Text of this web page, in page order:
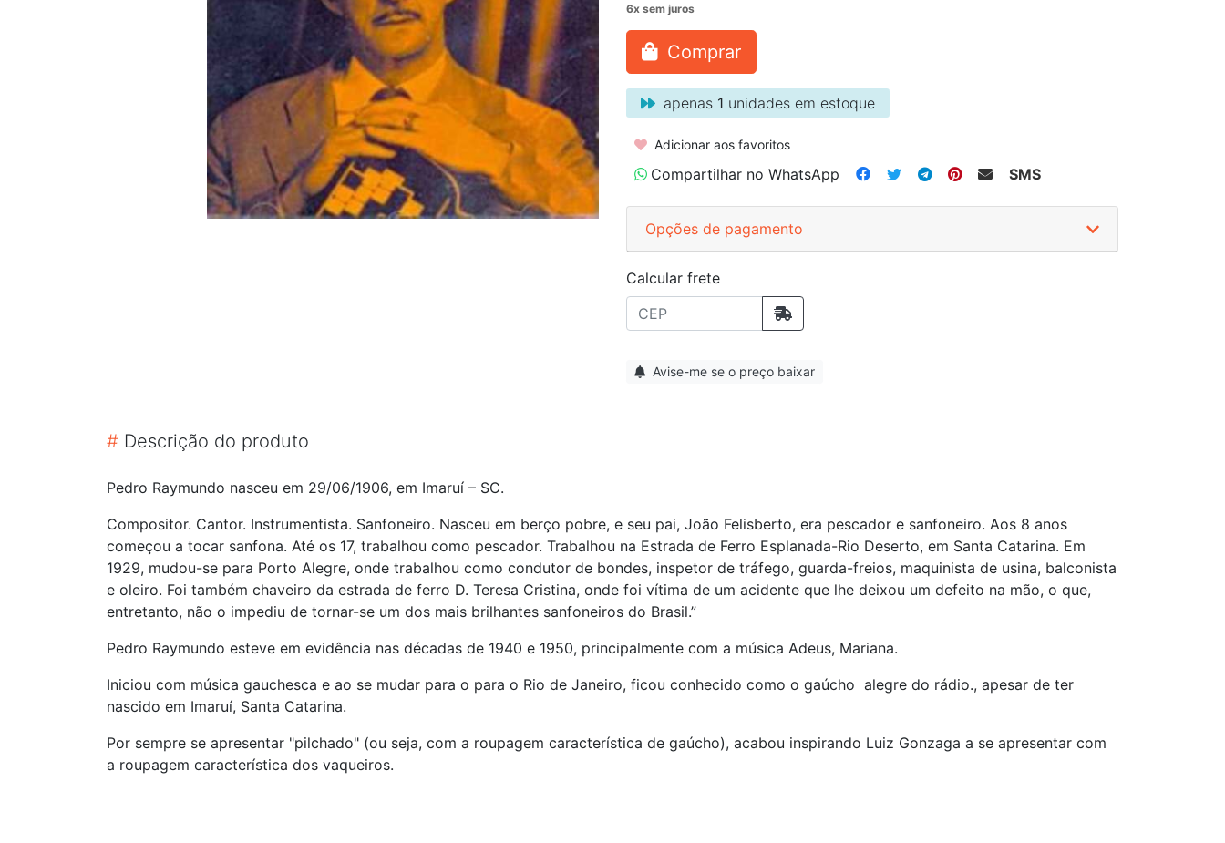
Comprar
apenas 1 unidades em estoque
Adicionar aos favoritos
Compartilhar no WhatsApp SMS
Opções de pagamento
Calcular frete
Avise-me se o preço baixar
# Descrição do produto
Pedro Raymundo nasceu em 29/06/1906, em Imaruí – SC.
Compositor. Cantor. Instrumentista. Sanfoneiro. Nasceu em berço pobre, e seu pai, João Felisberto, era pescador e sanfoneiro. Aos 8 anos
começou a tocar sanfona. Até os 17, trabalhou como pescador. Trabalhou na Estrada de Ferro Esplanada-Rio Deserto, em Santa Catarina. Em
1929, mudou-se para Porto Alegre, onde trabalhou como condutor de bondes, inspetor de tráfego, guarda-freios, maquinista de usina, balconista
e oleiro. Foi também chaveiro da estrada de ferro D. Teresa Cristina, onde foi vítima de um acidente que lhe deixou um defeito na mão, o que,
entretanto, não o impediu de tornar-se um dos mais brilhantes sanfoneiros do Brasil.”
Pedro Raymundo esteve em evidência nas décadas de 1940 e 1950, principalmente com a música Adeus, Mariana.
Iniciou com música gauchesca e ao se mudar para o para o Rio de Janeiro, ficou conhecido como o gaúcho alegre do rádio., apesar de ter
nascido em Imaruí, Santa Catarina.
Por sempre se apresentar "pilchado" (ou seja, com a roupagem característica de gaúcho), acabou inspirando Luiz Gonzaga a se apresentar com
a roupagem característica dos vaqueiros.